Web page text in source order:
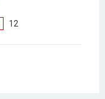
12